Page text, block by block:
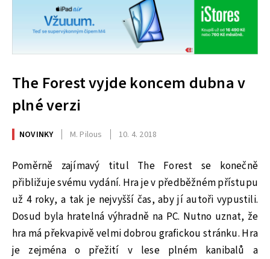
The Forest vyjde koncem dubna v
plné verzi
NOVINKY M. Pilous 10. 4. 2018
Poměrně zajímavý titul The Forest se konečně
přibližuje svému vydání. Hra je v předběžném přístupu
už 4 roky, a tak je nejvyšší čas, aby jí autoři vypustili.
Dosud byla hratelná výhradně na PC. Nutno uznat, že
hra má překvapivě velmi dobrou grafickou stránku. Hra
je zejména o přežití v lese plném kanibalů a